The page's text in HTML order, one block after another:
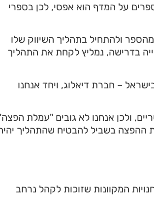
על המדף הוא אפסי, לכן בספרי
יש להדפיס רק 300-500 עותקים מהספר ולהתחיל בתהליך השיווק שלו
בדרישה, נמליץ לקחת את התהליך
– חברת דיאלוג, ויחד אנחנו
ולכן אנחנו לא גובים "עמלת
ההפצה בשביל להבטיח שהתהליך
המקוונות שזוכות לקהל נרחב